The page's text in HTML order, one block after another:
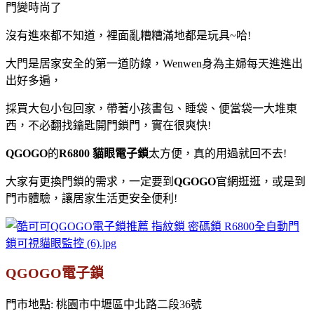
門變時尚了
沒有進來都不知道，裡面亂糟糟滿地都是玩具~哈!
大門是居家安全的第一道防線，Wenwen身為主婦每天進進出
出好多遍，
採買大包小包回家，帶著小孩書包、睡袋、便當袋一大堆東
西，不必翻找鑰匙開門鎖門，實在很爽快!
QGOGO的R6800 貓眼電子鎖太方便，真的用過就回不去!
大家有更換門鎖的需求，一定要到 QGOGO官網逛逛，或是到
門市體驗，讓居家生活更安全便利!
QGOGO電子鎖
門市地點: 桃園市中壢區中北路二段36號